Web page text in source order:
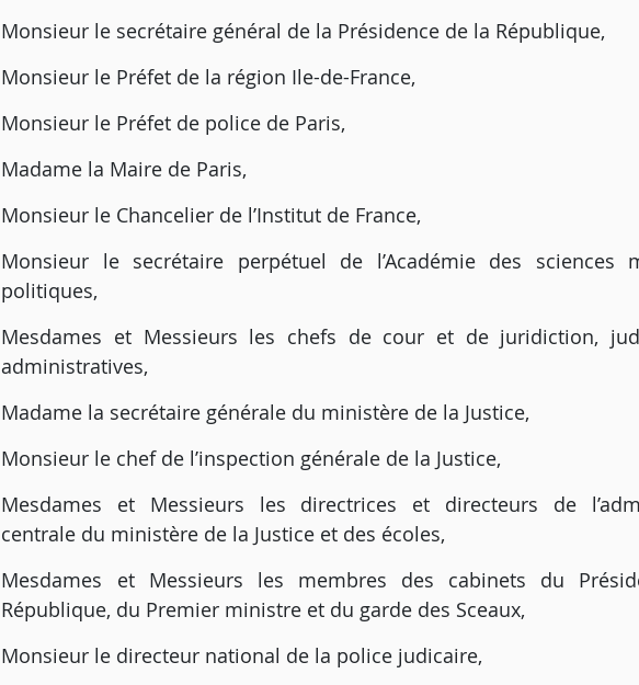
Monsieur le secrétaire général de la Présidence de la République,
Monsieur le Préfet de la région Ile-de-France,
Monsieur le Préfet de police de Paris,
Madame la Maire de Paris,
Monsieur le Chancelier de l’Institut de France,
Monsieur le secrétaire perpétuel de l’Académie des sciences
politiques,
Mesdames et Messieurs les chefs de cour et de juridiction,
administratives,
Madame la secrétaire générale du ministère de la Justice,
Monsieur le chef de l’inspection générale de la Justice,
Mesdames et Messieurs les directrices et directeurs de
centrale du ministère de la Justice et des écoles,
Mesdames et Messieurs les membres des cabinets du
République, du Premier ministre et du garde des Sceaux,
Monsieur le directeur national de la police judicaire,